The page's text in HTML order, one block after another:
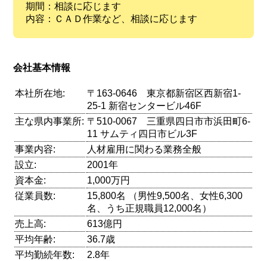
期間：相談に応じます
内容：ＣＡＤ作業など、相談に応じます
会社基本情報
本社所在地:
〒163-0646 東京都新宿区西新宿1-
25-1 新宿センタービル46F
主な県内事業所: 〒510-0067 三重県四日市市浜田町6-
11 サムティ四日市ビル3F
事業内容:
人材雇用に関わる業務全般
設立:
2001年
資本金:
1,000万円
従業員数:
15,800名 （男性9,500名、女性6,300
名、うち正規職員12,000名）
売上高:
613億円
平均年齢:
36.7歳
平均勤続年数:
2.8年